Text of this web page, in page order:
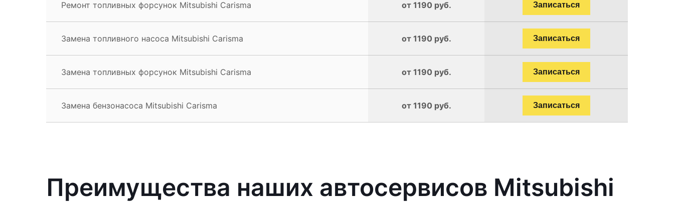
Ремонт топливных форсунок Mitsubishi Carisma от 1190 руб. Записаться
Замена топливного насоса Mitsubishi Carisma от 1190 руб. Записаться
Замена топливных форсунок Mitsubishi Carisma от 1190 руб. Записаться
Замена бензонасоса Mitsubishi Carisma от 1190 руб. Записаться
Преимущества наших автосервисов Mitsubishi